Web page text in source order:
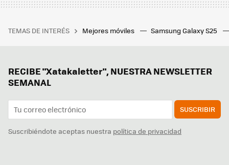
TEMAS DE INTERÉS Mejores móviles Samsung Galaxy S25
RECIBE "Xatakaletter", NUESTRA NEWSLETTER
SEMANAL
SUSCRIBIR
Suscribiéndote aceptas nuestra política de privacidad